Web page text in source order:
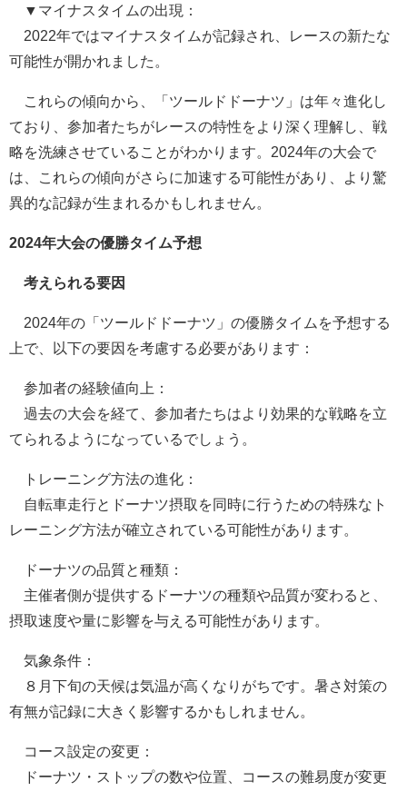
▼マイナスタイムの出現：
2022年ではマイナスタイムが記録され、レースの新たな
可能性が開かれました。
これらの傾向から、「ツールドドーナツ」は年々進化し
ており、参加者たちがレースの特性をより深く理解し、戦
略を洗練させていることがわかります。2024年の大会で
は、これらの傾向がさらに加速する可能性があり、より驚
異的な記録が生まれるかもしれません。
2024年大会の優勝タイム予想
考えられる要因
2024年の「ツールドドーナツ」の優勝タイムを予想する
上で、以下の要因を考慮する必要があります：
参加者の経験値向上：
過去の大会を経て、参加者たちはより効果的な戦略を立
てられるようになっているでしょう。
トレーニング方法の進化：
自転車走行とドーナツ摂取を同時に行うための特殊なト
レーニング方法が確立されている可能性があります。
ドーナツの品質と種類：
主催者側が提供するドーナツの種類や品質が変わると、
摂取速度や量に影響を与える可能性があります。
気象条件：
８月下旬の天候は気温が高くなりがちです。暑さ対策の
有無が記録に大きく影響するかもしれません。
コース設定の変更：
ドーナツ・ストップの数や位置、コースの難易度が変更